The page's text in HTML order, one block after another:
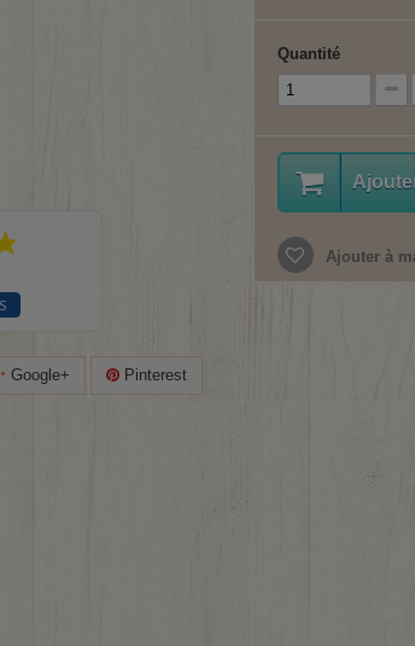
Google+ Pinterest
Quantité
Ajouter à